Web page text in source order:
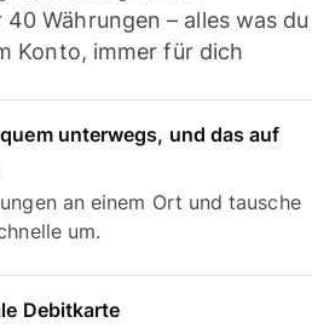
Währungen – alles was du
Konto, immer für dich
unterwegs, und das auf
an einem Ort und tausche
um.
Debitkarte